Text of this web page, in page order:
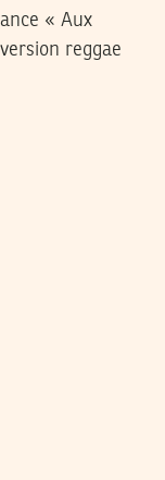
« Aux
reggae